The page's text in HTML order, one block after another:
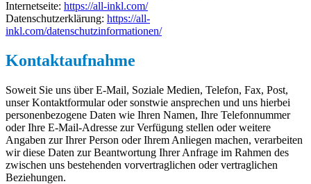
Internetseite: https://all-inkl.com/
Datenschutzerklärung: https://all-
inkl.com/datenschutzinformationen/
Kontaktaufnahme
Soweit Sie uns über E-Mail, Soziale Medien, Telefon, Fax, Post,
unser Kontaktformular oder sonstwie ansprechen und uns hierbei
personenbezogene Daten wie Ihren Namen, Ihre Telefonnummer
oder Ihre E-Mail-Adresse zur Verfügung stellen oder weitere
Angaben zur Ihrer Person oder Ihrem Anliegen machen, verarbeiten
wir diese Daten zur Beantwortung Ihrer Anfrage im Rahmen des
zwischen uns bestehenden vorvertraglichen oder vertraglichen
Beziehungen.